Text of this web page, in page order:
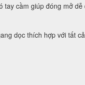
tay cầm giúp đóng mở dễ
dọc thích hợp với tất